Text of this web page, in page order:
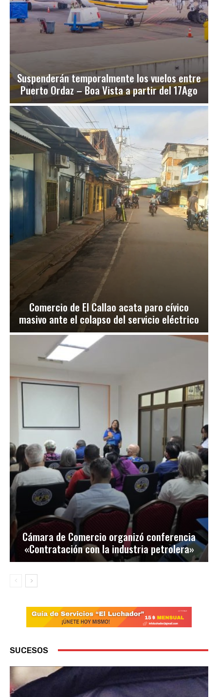
Suspenderán temporalmente los vuelos entre
Puerto Ordaz – Boa Vista a partir del 17Ago
Comercio de El Callao acata paro cívico
masivo ante el colapso del servicio eléctrico
Cámara de Comercio organizó conferencia
«Contratación con la industria petrolera»
SUCESOS